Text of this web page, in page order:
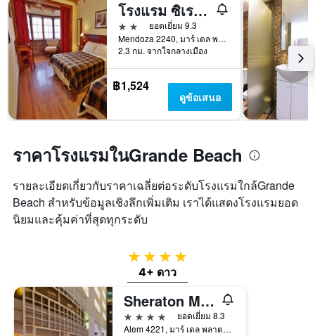
โรงแรม ซิเรนูส
2 ดาว
ยอดเยี่ยม 9.3
Mendoza 2240, มาร์ เดล พลาตา, บัวโนสไอเรส, อาร์เจนตินา
2.3 กม. จากใจกลางเมือง
฿1,524
ดูข้อเสนอ
ราคาโรงแรมในGrande Beach
รายละเอียดเกี่ยวกับราคาเฉลี่ยต่อระดับโรงแรมใกล้Grande
Beach สำหรับข้อมูลเชิงลึกเพิ่มเติม เราได้แสดงโรงแรมยอด
นิยมและคุ้มค่าที่สุดทุกระดับ
4 ดาว
4+ ดาว
Sheraton Mar del Plata Hotel
4 ดาว
ยอดเยี่ยม 8.3
Alem 4221, มาร์ เดล พลาตา, บัวโนสไอเรส, อาร์เจนตินา